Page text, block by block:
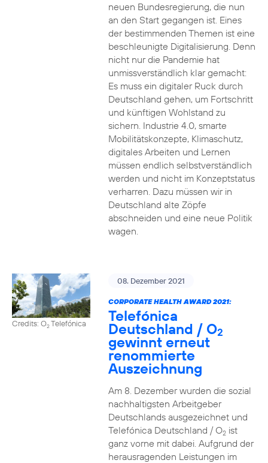
neuen Bundesregierung, die nun
an den Start gegangen ist. Eines
der bestimmenden Themen ist eine
beschleunigte Digitalisierung. Denn
nicht nur die Pandemie hat
unmissverständlich klar gemacht:
Es muss ein digitaler Ruck durch
Deutschland gehen, um Fortschritt
und künftigen Wohlstand zu
sichern. Industrie 4.0, smarte
Mobilitätskonzepte, Klimaschutz,
digitales Arbeiten und Lernen
müssen endlich selbstverständlich
werden und nicht im Konzeptstatus
verharren. Dazu müssen wir in
Deutschland alte Zöpfe
abschneiden und eine neue Politik
wagen.
Credits: O2Telefónica
08. Dezember 2021
CORPORATE HEALTH AWARD 2021:
Telefónica
Deutschland / O2
gewinnt erneut
renommierte
Auszeichnung
Am 8. Dezember wurden die sozial
nachhaltigsten Arbeitgeber
Deutschlands ausgezeichnet und
Telefónica Deutschland / O2ist
ganz vorne mit dabei. Aufgrund der
herausragenden Leistungen im